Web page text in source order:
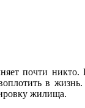
почти
в
жилища.